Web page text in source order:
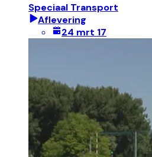
Speciaal Transport
Aflevering
24 mrt 17